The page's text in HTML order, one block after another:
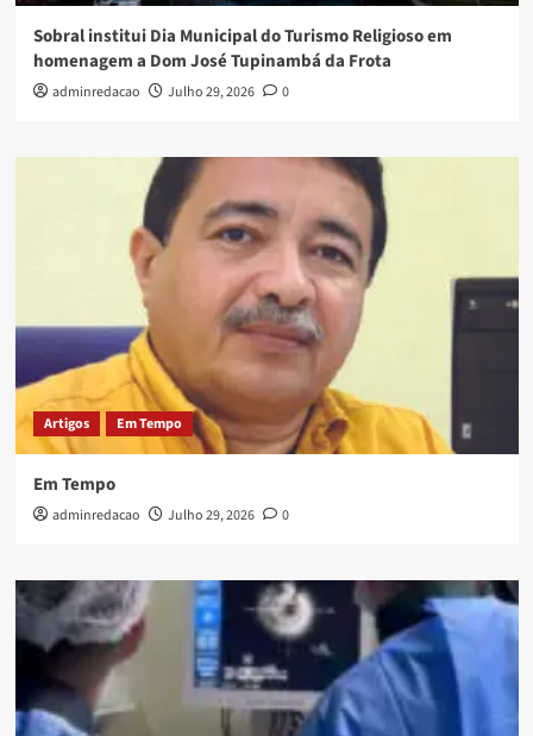
Sobral institui Dia Municipal do Turismo Religioso em
homenagem a Dom José Tupinambá da Frota
adminredacao Julho 29, 2026 0
Artigos Em Tempo
Em Tempo
adminredacao Julho 29, 2026 0